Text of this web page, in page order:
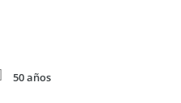
50 años